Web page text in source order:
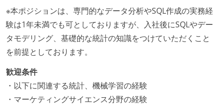
※本ポジションは、専門的なデータ分析やSQL作成の実務経
験は1年未満でも可としておりますが、入社後にSQLやデー
タモデリング、基礎的な統計の知識をつけていただくこと
を前提としております。
歓迎条件
・以下に関連する統計、機械学習の経験
・マーケティングサイエンス分野の経験